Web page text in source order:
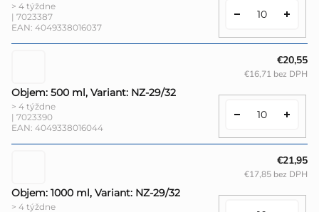
> 4 týždne
| 7023387
EAN: 4049338016037
Objem: 500 ml, Variant: NZ-29/32
> 4 týždne
| 7023390
EAN: 4049338016044
€20,55
€16,71 bez DPH
Objem: 1000 ml, Variant: NZ-29/32
> 4 týždne
€21,95
€17,85 bez DPH